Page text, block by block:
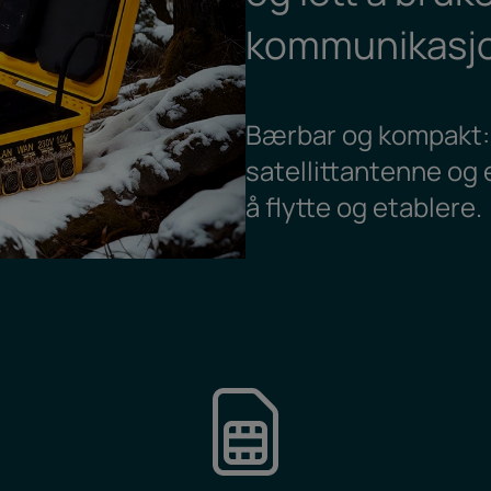
Bærbar og
satellittantenne og
å flytte og etablere.